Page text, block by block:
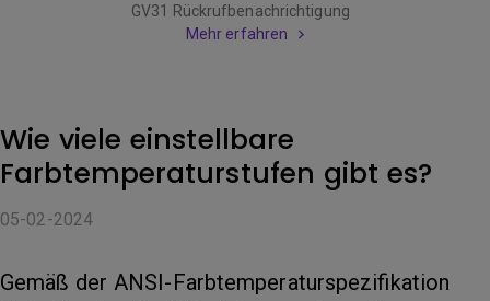
GV31 Rückrufbenachrichtigung
Mehr erfahren
Wie viele einstellbare
Farbtemperaturstufen gibt es?
05-02-2024
Gemäß der ANSI-Farbtemperaturspezifikation